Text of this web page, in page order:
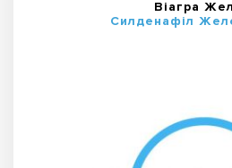
Віагра
Силденафіл